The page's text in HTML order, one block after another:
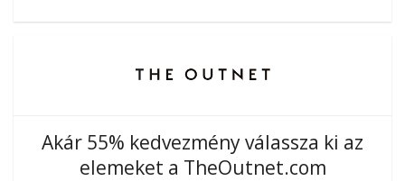
Akár 55% kedvezmény válassza ki az
elemeket a TheOutnet.com